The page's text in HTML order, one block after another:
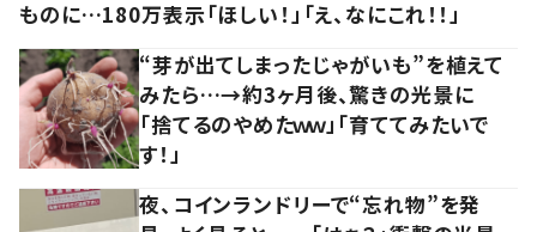
ものに…180万表示「ほしい！」「え、なにこれ！！」
“芽が出てしまったじゃがいも”を植えて
みたら…→約3ヶ月後、驚きの光景に
「捨てるのやめたｗｗ」「育ててみたいで
す！」
夜、コインランドリーで“忘れ物”を発